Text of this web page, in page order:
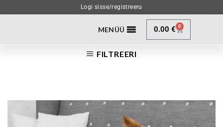
Logi sisse/registreeru
MENÜÜ 0.00€ 0
FILTREERI